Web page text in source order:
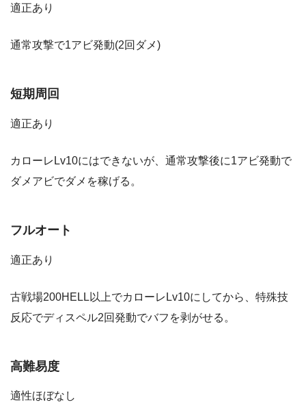
適正あり
通常攻撃で1アビ発動(2回ダメ)
短期周回
適正あり
カローレLv10にはできないが、通常攻撃後に1アビ発動で
ダメアビでダメを稼げる。
フルオート
適正あり
古戦場200HELL以上でカローレLv10にしてから、特殊技
反応でディスペル2回発動でバフを剥がせる。
高難易度
適性ほぼなし